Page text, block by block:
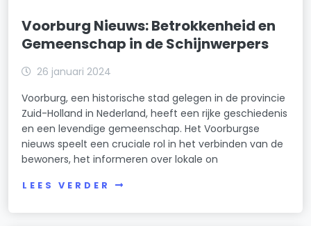
Voorburg Nieuws: Betrokkenheid en
Gemeenschap in de Schijnwerpers
26 januari 2024
Voorburg, een historische stad gelegen in de provincie
Zuid-Holland in Nederland, heeft een rijke geschiedenis
en een levendige gemeenschap. Het Voorburgse
nieuws speelt een cruciale rol in het verbinden van de
bewoners, het informeren over lokale on
LEES VERDER